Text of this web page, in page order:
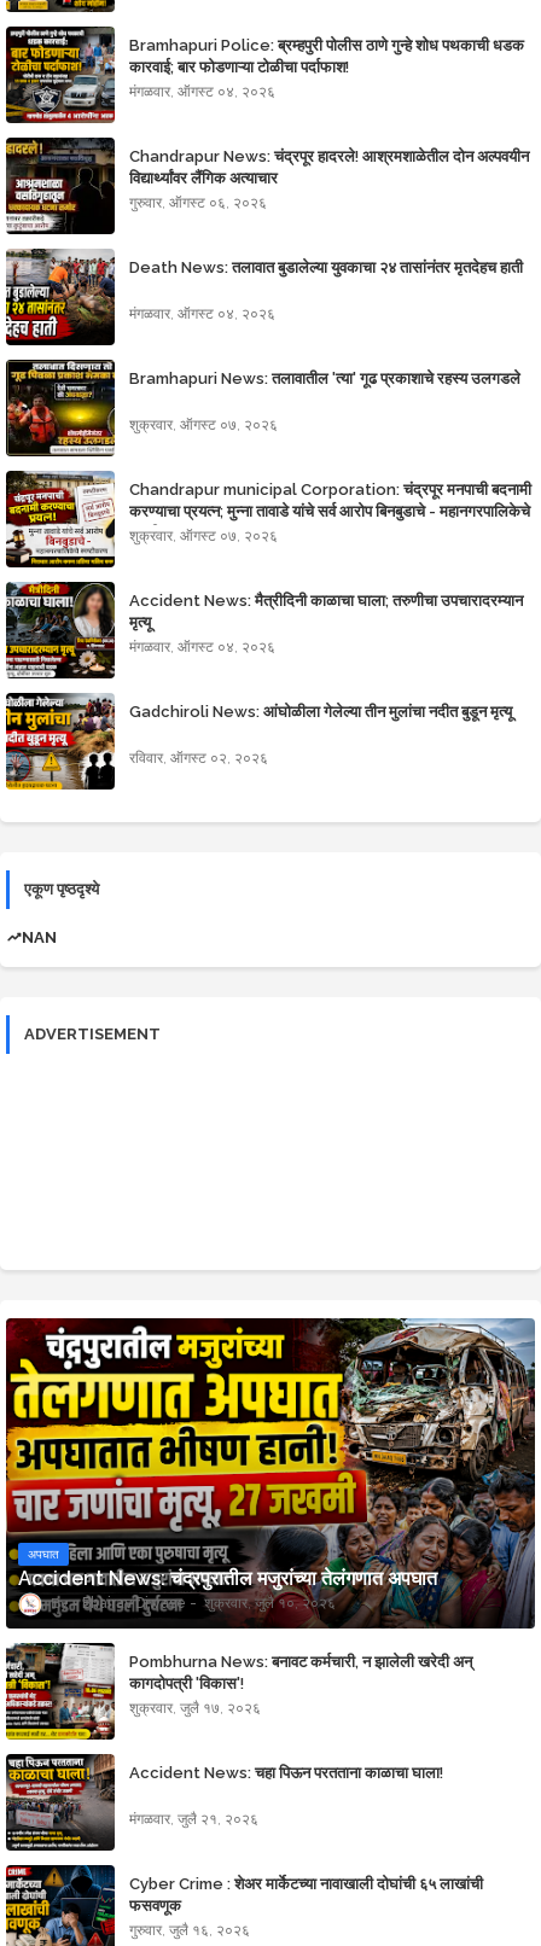
Bramhapuri Police: ब्रम्हपुरी पोलीस ठाणे गुन्हे शोध पथकाची धडक
कारवाई; बार फोडणाऱ्या टोळीचा पर्दाफाश!
मंगळवार, ऑगस्ट ०४, २०२६
Chandrapur News: चंद्रपूर हादरले! आश्रमशाळेतील दोन अल्पवयीन
विद्यार्थ्यांवर लैंगिक अत्याचार
गुरुवार, ऑगस्ट ०६, २०२६
Death News: तलावात बुडालेल्या युवकाचा २४ तासांनंतर मृतदेहच हाती
मंगळवार, ऑगस्ट ०४, २०२६
Bramhapuri News: तलावातील 'त्या' गूढ प्रकाशाचे रहस्य उलगडले
शुक्रवार, ऑगस्ट ०७, २०२६
Chandrapur municipal Corporation: चंद्रपूर मनपाची बदनामी
करण्याचा प्रयत्न; मुन्ना तावाडे यांचे सर्व आरोप बिनबुडाचे - महानगरपालिकेचे
स्पष्टीकरण
शुक्रवार, ऑगस्ट ०७, २०२६
Accident News: मैत्रीदिनी काळाचा घाला; तरुणीचा उपचारादरम्यान
मृत्यू
मंगळवार, ऑगस्ट ०४, २०२६
Gadchiroli News: आंघोळीला गेलेल्या तीन मुलांचा नदीत बुडून मृत्यू
रविवार, ऑगस्ट ०२, २०२६
एकूण पृष्ठदृश्ये
NAN
ADVERTISEMENT
अपघात
Accident News: चंद्रपुरातील मजुरांच्या तेलंगणात अपघात
Bhairav Diwase शुक्रवार, जुलै १०, २०२६
Pombhurna News: बनावट कर्मचारी, न झालेली खरेदी अन्
कागदोपत्री 'विकास'!
शुक्रवार, जुलै १७, २०२६
Accident News: चहा पिऊन परतताना काळाचा घाला!
मंगळवार, जुलै २१, २०२६
Cyber Crime : शेअर मार्केटच्या नावाखाली दोघांची ६५ लाखांची
फसवणूक
गुरुवार, जुलै १६, २०२६